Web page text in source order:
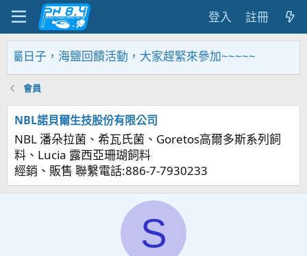
登入 註冊
屬日子，海鹽回饋活動，大家趕緊來參加~~~~~
會員
NBL諾貝爾生技股份有限公司
NBL 潘朵拉菌、希瓦氏菌、Goretos高爾多斯系列飼
料、Lucia 露西亞珊瑚飼料
經銷、販售 聯繫電話:886-7-7930233
S